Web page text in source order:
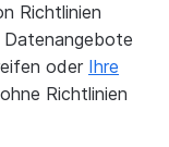
Richtlinien
Datenangebote
oder Ihre
Richtlinien